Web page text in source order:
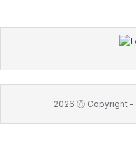
2026 Ⓒ Copyright -